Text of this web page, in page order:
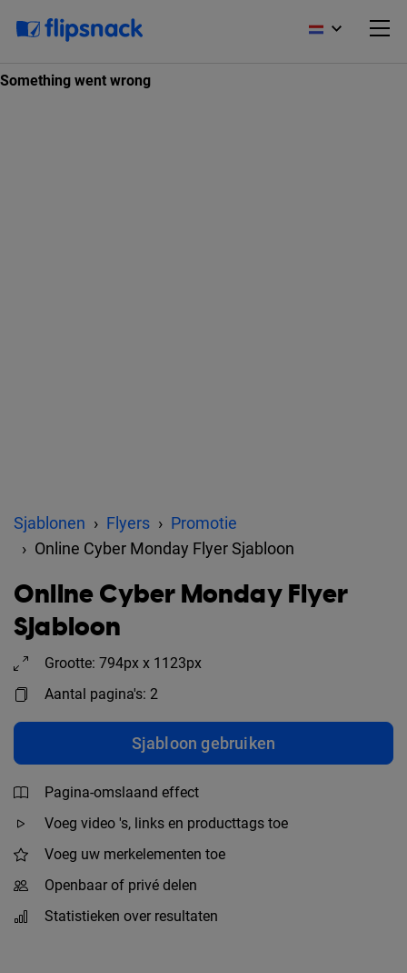
Sjablonen Flyers
Promotie
Online Cyber Monday Flyer Sjabloon
Online Cyber Monday Flyer
Sjabloon
Grootte: 794px x 1123px
Aantal pagina's: 2
Sjabloon gebruiken
Pagina-omslaand effect
Voeg video 's, links en producttags toe
Voeg uw merkelementen toe
Openbaar of privé delen
Statistieken over resultaten